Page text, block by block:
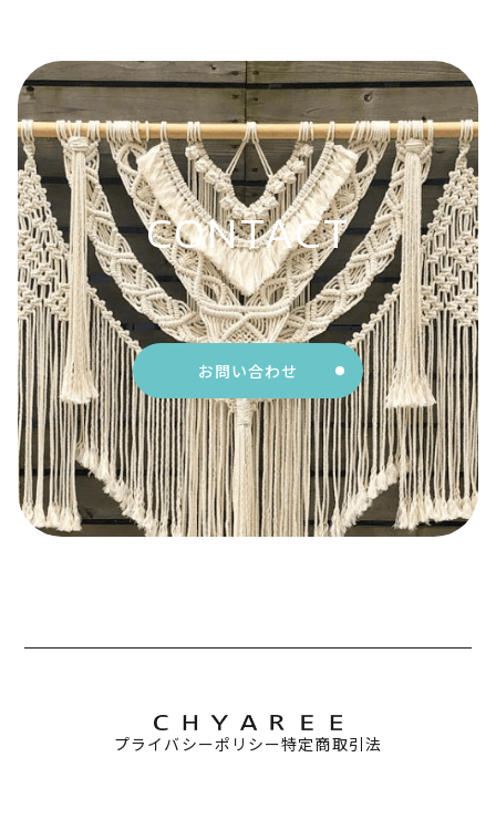
CONTACT
お問い合わせ
プライバシーポリシー特定商取引法